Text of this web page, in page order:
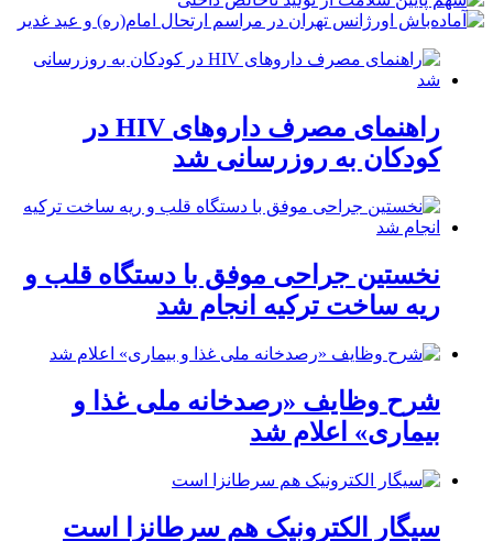
راهنمای مصرف داروهای HIV در
کودکان به روزرسانی شد
نخستین جراحی موفق با دستگاه قلب و
ریه ساخت ترکیه انجام شد
شرح وظایف «رصدخانه ملی غذا و
بیماری» اعلام شد
سیگار الکترونیک هم سرطانزا است